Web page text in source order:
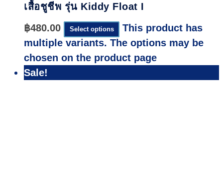
เสื้อชูชีพ รุ่น Kiddy Float I
฿480.00 Select options
This product has
multiple variants. The options may be
chosen on the product page
Sale!